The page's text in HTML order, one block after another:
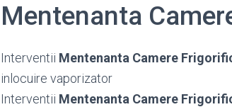
Mentenanta
Interventii Mentenanta Camere
inlocuire vaporizator
Interventii Mentenanta Camere